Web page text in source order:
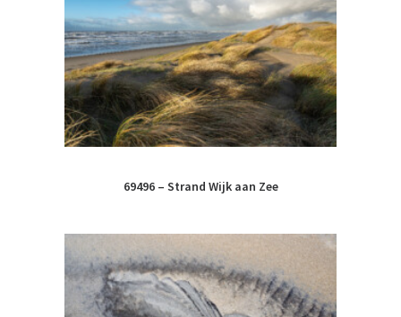
69496 – Strand Wijk aan Zee